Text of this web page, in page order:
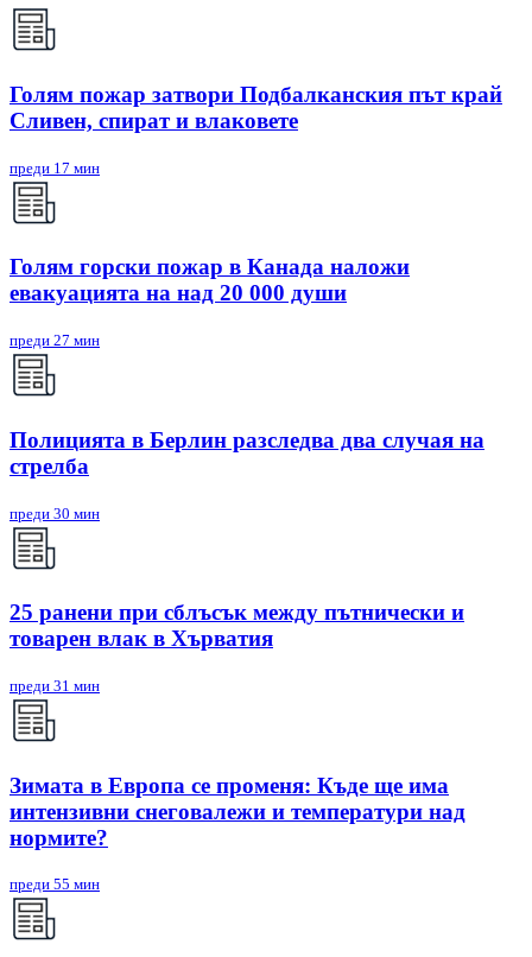
Голям пожар затвори Подбалканския път край
Сливен, спират и влаковете
преди 17 мин
Голям горски пожар в Канада наложи
евакуацията на над 20 000 души
преди 27 мин
Полицията в Берлин разследва два случая на
стрелба
преди 30 мин
25 ранени при сблъсък между пътнически и
товарен влак в Хърватия
преди 31 мин
Зимата в Европа се променя: Къде ще има
интензивни снеговалежи и температури над
нормите?
преди 55 мин